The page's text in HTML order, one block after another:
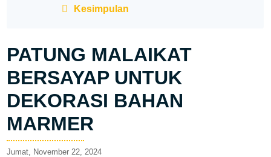
Kesimpulan
PATUNG MALAIKAT
BERSAYAP UNTUK
DEKORASI BAHAN
MARMER
Jumat, November 22, 2024